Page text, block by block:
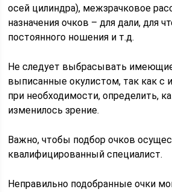
осей цилиндра), межзрачковое
назначения очков – для дали, для
постоянного ношения и т.д.
Не следует выбрасывать
выписанные окулистом, так как
при необходимости, определить,
изменилось зрение.
Важно, чтобы подбор очков
квалифицированный специалист.
Неправильно подобранные очки